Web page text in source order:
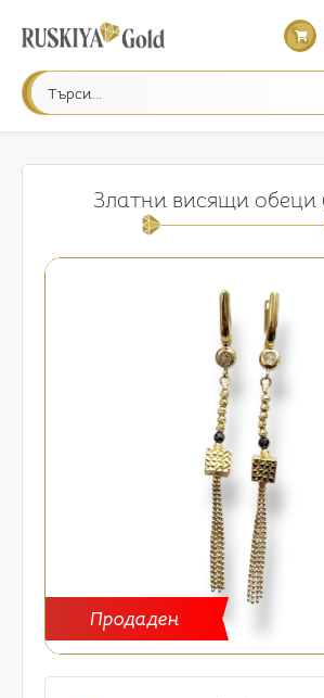
Златни висящи обеци
Продаден